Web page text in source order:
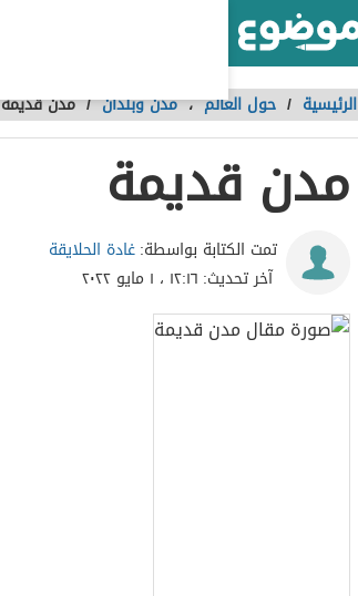
الرئيسية / حول العالم،مدن وبلدان /مدن قديمة
مدن قديمة
تمت الكتابة بواسطة:غادة الحلايقة
آخر تحديث: ١٢:١٦ ، ١ مايو ٢٠٢٢